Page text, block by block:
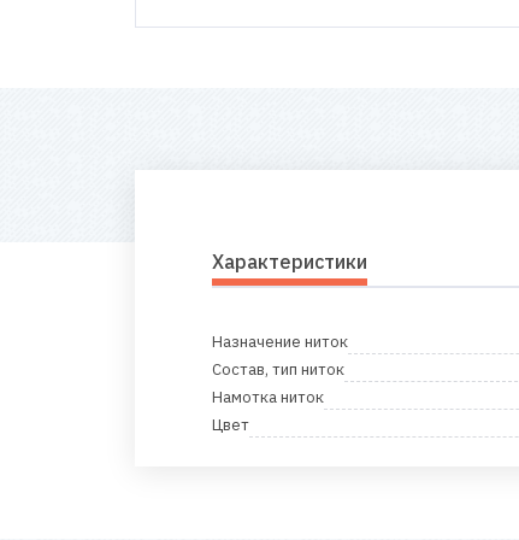
Характеристики
Назначение ниток
Состав, тип ниток
Намотка ниток
Цвет